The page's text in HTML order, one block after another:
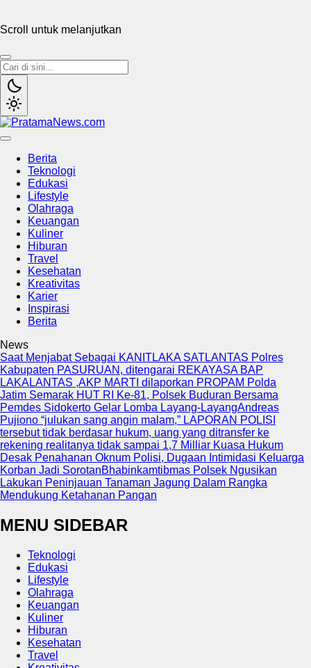
Scroll untuk melanjutkan
Berita
Teknologi
Edukasi
Lifestyle
Olahraga
Keuangan
Kuliner
Hiburan
Travel
Kesehatan
Kreativitas
Karier
Inspirasi
Berita
News
Saat Menjabat Sebagai KANITLAKA SATLANTAS Polres
Kabupaten PASURUAN, ditengarai REKAYASA BAP
LAKALANTAS ,AKP MARTI dilaporkan PROPAM Polda
Jatim Semarak HUT RI Ke-81, Polsek Buduran Bersama
Pemdes Sidokerto Gelar Lomba Layang-LayangAndreas
Pujiono “julukan sang angin malam,” LAPORAN POLISI
tersebut tidak berdasar hukum, uang yang ditransfer ke
rekening realitanya tidak sampai 1,7 Milliar Kuasa Hukum
Desak Penahanan Oknum Polisi, Dugaan Intimidasi Keluarga
Korban Jadi SorotanBhabinkamtibmas Polsek Ngusikan
Lakukan Peninjauan Tanaman Jagung Dalam Rangka
Mendukung Ketahanan Pangan
MENU SIDEBAR
Teknologi
Edukasi
Lifestyle
Olahraga
Keuangan
Kuliner
Hiburan
Kesehatan
Travel